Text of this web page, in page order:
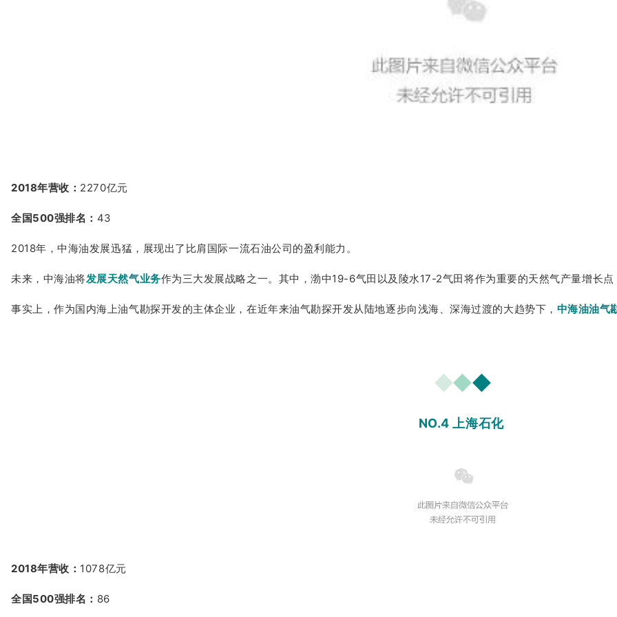
2018年营收： 2270亿元
全国500强排名： 43
2018年，中海油发展迅猛，展现出了比肩国际一流石油公司的盈利能力。
未来，中海油将发展天然气业务作为三大发展战略之一。其中，渤中19-6气田以及陵水17-2气田将作为重要的天然气产量增长点
事实上，作为国内海上油气勘探开发的主体企业，在近年来油气勘探开发从陆地逐步向浅海、深海过渡的大趋势下， 中海油油气
◆◆◆
NO.4 上海石化
2018年营收： 1078亿元
全国500强排名： 86